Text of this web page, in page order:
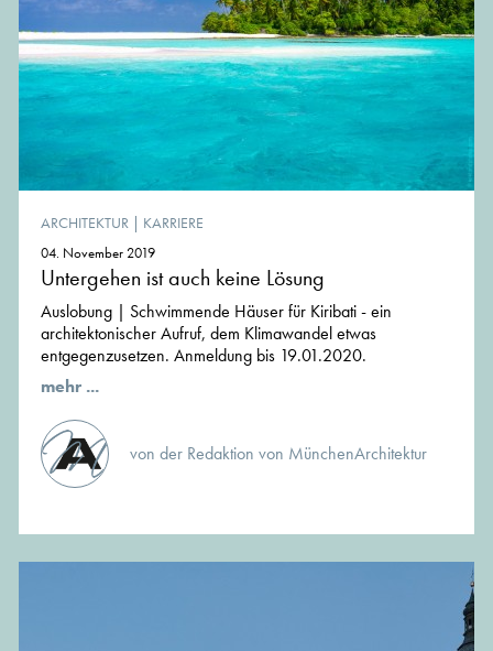
ARCHITEKTUR | KARRIERE
04. November 2019
Untergehen ist auch keine Lösung
Auslobung | Schwimmende Häuser für Kiribati - ein
architektonischer Aufruf, dem Klimawandel etwas
entgegenzusetzen. Anmeldung bis 19.01.2020.
mehr ...
von der Redaktion von MünchenArchitektur